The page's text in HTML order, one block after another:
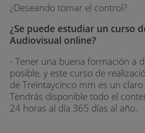
¿Deseando tomar el control?
¿Se puede estudiar un curso
Audiovisual online?
- Tener una buena formación a
posible, y este curso de
de Treintaycinco mm es un
Tendrás disponible todo el
24 horas al día 365 días al año.